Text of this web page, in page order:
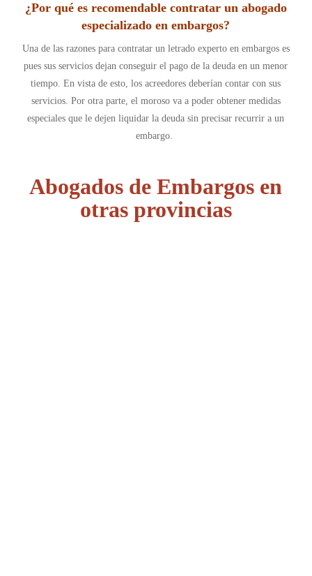
¿Por qué es recomendable contratar un abogado
especializado en embargos?
Una de las razones para contratar un letrado experto en embargos es
pues sus servicios dejan conseguir el pago de la deuda en un menor
tiempo. En vista de esto, los acreedores deberían contar con sus
servicios. Por otra parte, el moroso va a poder obtener medidas
especiales que le dejen liquidar la deuda sin precisar recurrir a un
embargo.
Abogados de Embargos en
otras provincias